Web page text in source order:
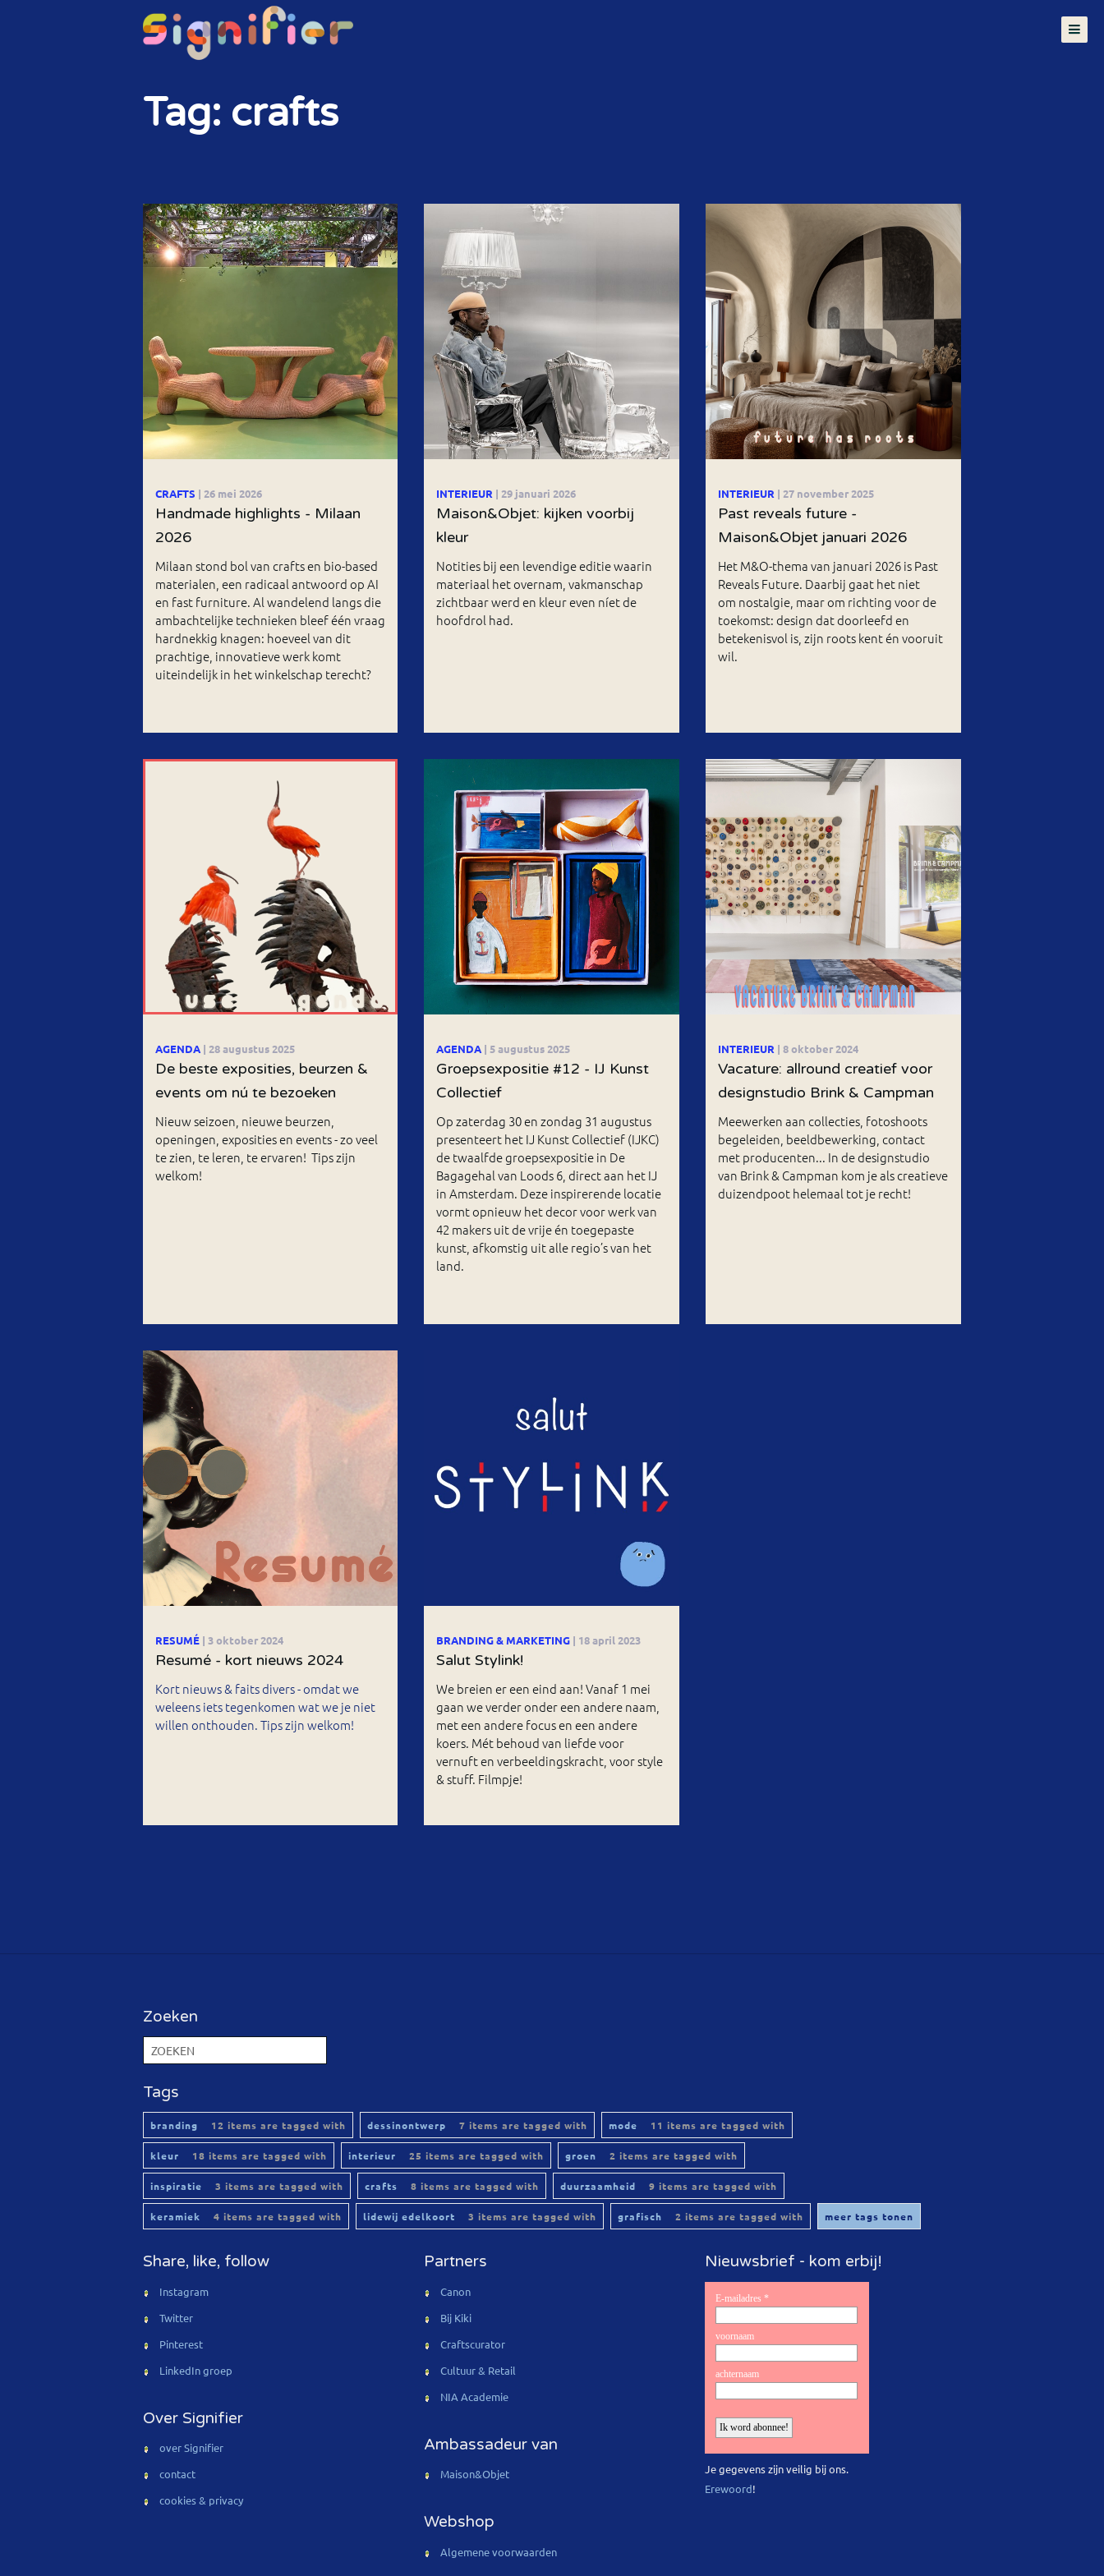
STORIES & SIGNALS
NIEUWSBRIEF
OP DE AGENDA
Tag: crafts
CRAFTS | 26 mei 2026
Handmade highlights - Milaan
2026
Milaan stond bol van crafts en bio-based
materialen, een radicaal antwoord op AI
en fast furniture. Al wandelend langs die
ambachtelijke technieken bleef één vraag
hardnekkig knagen: hoeveel van dit
prachtige, innovatieve werk komt
uiteindelijk in het winkelschap terecht?
INTERIEUR | 29 januari 2026
Maison&Objet: kijken voorbij
kleur
Notities bij een levendige editie waarin
materiaal het overnam, vakmanschap
zichtbaar werd en kleur even níet de
hoofdrol had.
INTERIEUR | 27 november 2025
Past reveals future -
Maison&Objet januari 2026
Het M&O-thema van januari 2026 is Past
Reveals Future. Daarbij gaat het niet
om nostalgie, maar om richting voor de
toekomst: design dat doorleefd en
betekenisvol is, zijn roots kent én vooruit
wil.
AGENDA | 28 augustus 2025
De beste exposities, beurzen &
events om nú te bezoeken
Nieuw seizoen, nieuwe beurzen,
openingen, exposities en events - zo veel
te zien, te leren, te ervaren! Tips zijn
welkom!
AGENDA | 5 augustus 2025
Groepsexpositie #12 - IJ Kunst
Collectief
Op zaterdag 30 en zondag 31 augustus
presenteert het IJ Kunst Collectief (IJKC)
de twaalfde groepsexpositie in De
Bagagehal van Loods 6, direct aan het IJ
in Amsterdam. Deze inspirerende locatie
vormt opnieuw het decor voor werk van
42 makers uit de vrije én toegepaste
kunst, afkomstig uit alle regio’s van het
land.
INTERIEUR | 8 oktober 2024
Vacature: allround creatief voor
designstudio Brink & Campman
Meewerken aan collecties, fotoshoots
begeleiden, beeldbewerking, contact
met producenten... In de designstudio
van Brink & Campman kom je als creatieve
duizendpoot helemaal tot je recht!
RESUMÉ | 3 oktober 2024
Resumé - kort nieuws 2024
Kort nieuws & faits divers - omdat we
weleens iets tegenkomen wat we je niet
willen onthouden. Tips zijn welkom!
BRANDING & MARKETING | 18 april 2023
Salut Stylink!
We breien er een eind aan! Vanaf 1 mei
gaan we verder onder een andere naam,
met een andere focus en een andere
koers. Mét behoud van liefde voor
vernuft en verbeeldingskracht, voor style
& stuff. Filmpje!
Zoeken
Tags
branding 12 items are tagged with dessinontwerp 7 items are tagged with mode 11 items are tagged with
kleur 18 items are tagged with interieur 25 items are tagged with groen 2 items are tagged with
inspiratie 3 items are tagged with crafts 8 items are tagged with duurzaamheid 9 items are tagged with
keramiek 4 items are tagged with lidewij edelkoort 3 items are tagged with grafisch 2 items are tagged with meer tags tonen
Share, like, follow
Instagram
Twitter
Pinterest
LinkedIn groep
Over Signifier
over Signifier
contact
cookies & privacy
Partners
Canon
Bij Kiki
Craftscurator
Cultuur & Retail
NIA Academie
Ambassadeur van
Maison&Objet
Webshop
Algemene voorwaarden
Nieuwsbrief - kom erbij!
Je gegevens zijn veilig bij ons.
Erewoord!